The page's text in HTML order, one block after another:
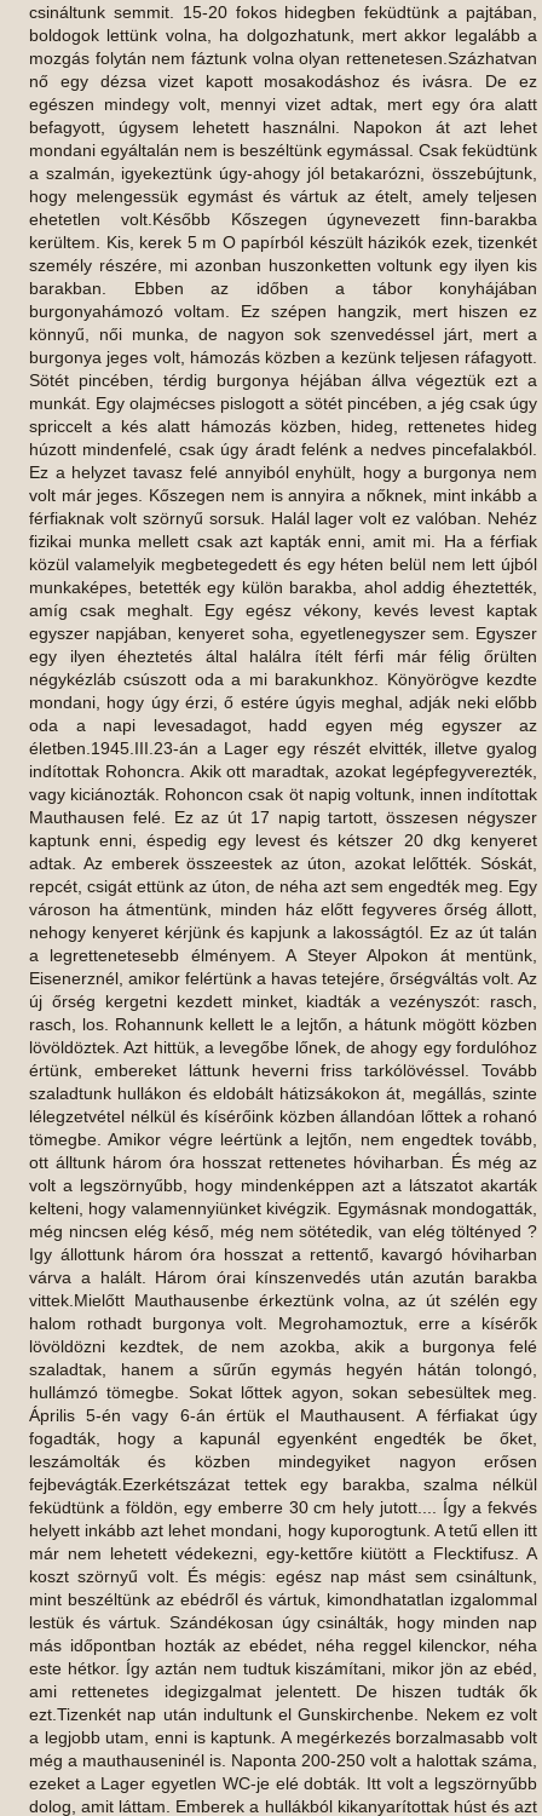
csináltunk semmit. 15-20 fokos hidegben feküdtünk a pajtában,
boldogok lettünk volna, ha dolgozhatunk, mert akkor legalább a
mozgás folytán nem fáztunk volna olyan rettenetesen.Százhatvan
nő egy dézsa vizet kapott mosakodáshoz és ivásra. De ez
egészen mindegy volt, mennyi vizet adtak, mert egy óra alatt
befagyott, úgysem lehetett használni. Napokon át azt lehet
mondani egyáltalán nem is beszéltünk egymással. Csak feküdtünk
a szalmán, igyekeztünk úgy-ahogy jól betakarózni, összebújtunk,
hogy melengessük egymást és vártuk az ételt, amely teljesen
ehetetlen volt.Később Kőszegen úgynevezett finn-barakba
kerültem. Kis, kerek 5 m O papírból készült házikók ezek, tizenkét
személy részére, mi azonban huszonketten voltunk egy ilyen kis
barakban. Ebben az időben a tábor konyhájában
burgonyahámozó voltam. Ez szépen hangzik, mert hiszen ez
könnyű, női munka, de nagyon sok szenvedéssel járt, mert a
burgonya jeges volt, hámozás közben a kezünk teljesen ráfagyott.
Sötét pincében, térdig burgonya héjában állva végeztük ezt a
munkát. Egy olajmécses pislogott a sötét pincében, a jég csak úgy
spriccelt a kés alatt hámozás közben, hideg, rettenetes hideg
húzott mindenfelé, csak úgy áradt felénk a nedves pincefalakból.
Ez a helyzet tavasz felé annyiból enyhült, hogy a burgonya nem
volt már jeges. Kőszegen nem is annyira a nőknek, mint inkább a
férfiaknak volt szörnyű sorsuk. Halál lager volt ez valóban. Nehéz
fizikai munka mellett csak azt kapták enni, amit mi. Ha a férfiak
közül valamelyik megbetegedett és egy héten belül nem lett újból
munkaképes, betették egy külön barakba, ahol addig éheztették,
amíg csak meghalt. Egy egész vékony, kevés levest kaptak
egyszer napjában, kenyeret soha, egyetlenegyszer sem. Egyszer
egy ilyen éheztetés által halálra ítélt férfi már félig őrülten
négykézláb csúszott oda a mi barakunkhoz. Könyörögve kezdte
mondani, hogy úgy érzi, ő estére úgyis meghal, adják neki előbb
oda a napi levesadagot, hadd egyen még egyszer az
életben.1945.III.23-án a Lager egy részét elvitték, illetve gyalog
indítottak Rohoncra. Akik ott maradtak, azokat legépfegyverezték,
vagy kiciánozták. Rohoncon csak öt napig voltunk, innen indítottak
Mauthausen felé. Ez az út 17 napig tartott, összesen négyszer
kaptunk enni, éspedig egy levest és kétszer 20 dkg kenyeret
adtak. Az emberek összeestek az úton, azokat lelőtték. Sóskát,
repcét, csigát ettünk az úton, de néha azt sem engedték meg. Egy
városon ha átmentünk, minden ház előtt fegyveres őrség állott,
nehogy kenyeret kérjünk és kapjunk a lakosságtól. Ez az út talán
a legrettenetesebb élményem. A Steyer Alpokon át mentünk,
Eisenerznél, amikor felértünk a havas tetejére, őrségváltás volt. Az
új őrség kergetni kezdett minket, kiadták a vezényszót: rasch,
rasch, los. Rohannunk kellett le a lejtőn, a hátunk mögött közben
lövöldöztek. Azt hittük, a levegőbe lőnek, de ahogy egy fordulóhoz
értünk, embereket láttunk heverni friss tarkólövéssel. Tovább
szaladtunk hullákon és eldobált hátizsákokon át, megállás, szinte
lélegzetvétel nélkül és kísérőink közben állandóan lőttek a rohanó
tömegbe. Amikor végre leértünk a lejtőn, nem engedtek tovább,
ott álltunk három óra hosszat rettenetes hóviharban. És még az
volt a legszörnyűbb, hogy mindenképpen azt a látszatot akarták
kelteni, hogy valamennyiünket kivégzik. Egymásnak mondogatták,
még nincsen elég késő, még nem sötétedik, van elég töltényed ?
Igy állottunk három óra hosszat a rettentő, kavargó hóviharban
várva a halált. Három órai kínszenvedés után azután barakba
vittek.Mielőtt Mauthausenbe érkeztünk volna, az út szélén egy
halom rothadt burgonya volt. Megrohamoztuk, erre a kísérők
lövöldözni kezdtek, de nem azokba, akik a burgonya felé
szaladtak, hanem a sűrűn egymás hegyén hátán tolongó,
hullámzó tömegbe. Sokat lőttek agyon, sokan sebesültek meg.
Április 5-én vagy 6-án értük el Mauthausent. A férfiakat úgy
fogadták, hogy a kapunál egyenként engedték be őket,
leszámolták és közben mindegyiket nagyon erősen
fejbevágták.Ezerkétszázat tettek egy barakba, szalma nélkül
feküdtünk a földön, egy emberre 30 cm hely jutott.... Így a fekvés
helyett inkább azt lehet mondani, hogy kuporogtunk. A tetű ellen itt
már nem lehetett védekezni, egy-kettőre kiütött a Flecktifusz. A
koszt szörnyű volt. És mégis: egész nap mást sem csináltunk,
mint beszéltünk az ebédről és vártuk, kimondhatatlan izgalommal
lestük és vártuk. Szándékosan úgy csinálták, hogy minden nap
más időpontban hozták az ebédet, néha reggel kilenckor, néha
este hétkor. Így aztán nem tudtuk kiszámítani, mikor jön az ebéd,
ami rettenetes idegizgalmat jelentett. De hiszen tudták ők
ezt.Tizenkét nap után indultunk el Gunskirchenbe. Nekem ez volt
a legjobb utam, enni is kaptunk. A megérkezés borzalmasabb volt
még a mauthauseninél is. Naponta 200-250 volt a halottak száma,
ezeket a Lager egyetlen WC-je elé dobták. Itt volt a legszörnyűbb
dolog, amit láttam. Emberek a hullákból kikanyarítottak húst és azt